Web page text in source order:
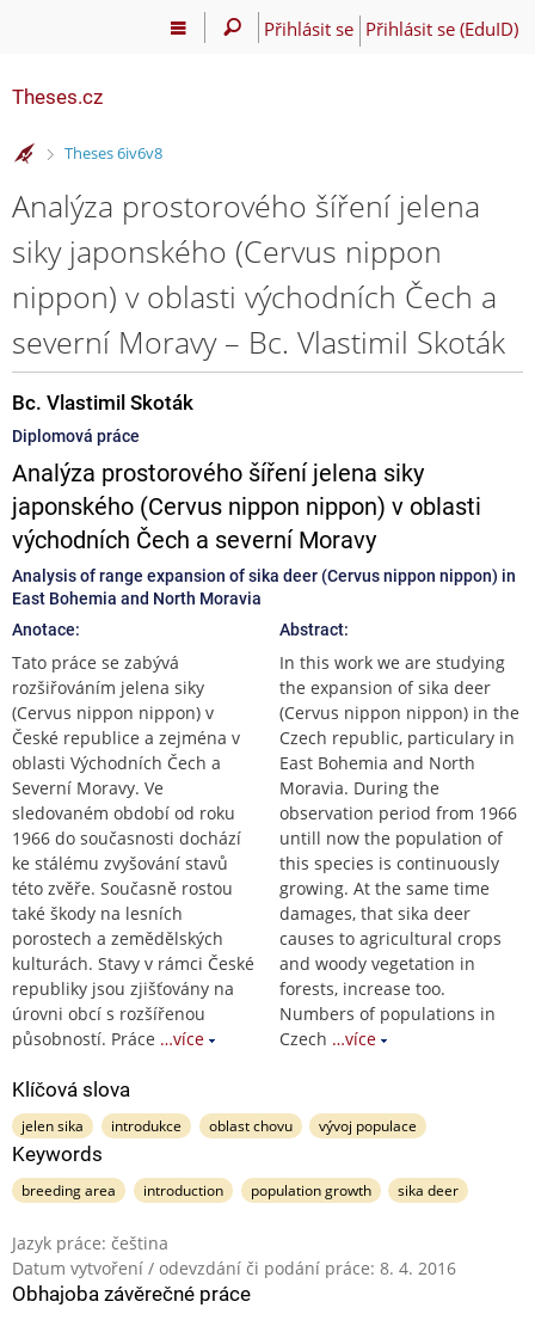
Přihlásit se Přihlásit se (EduID)
Theses.cz
>
Theses 6iv6v8
Analýza prostorového šíření jelena
siky japonského (Cervus nippon
nippon) v oblasti východních Čech a
severní Moravy – Bc. Vlastimil Skoták
Bc. Vlastimil Skoták
Diplomová práce
Analýza prostorového šíření jelena siky
japonského (Cervus nippon nippon) v oblasti
východních Čech a severní Moravy
Analysis of range expansion of sika deer (Cervus nippon nippon) in
East Bohemia and North Moravia
Anotace:
Tato práce se zabývá
rozšiřováním jelena siky
(Cervus nippon nippon) v
České republice a zejména v
oblasti Východních Čech a
Severní Moravy. Ve
sledovaném období od roku
1966 do současnosti dochází
ke stálému zvyšování stavů
této zvěře. Současně rostou
také škody na lesních
porostech a zemědělských
kulturách. Stavy v rámci České
republiky jsou zjišťovány na
úrovni obcí s rozšířenou
působností. Práce …více
Abstract:
In this work we are studying
the expansion of sika deer
(Cervus nippon nippon) in the
Czech republic, particulary in
East Bohemia and North
Moravia. During the
observation period from 1966
untill now the population of
this species is continuously
growing. At the same time
damages, that sika deer
causes to agricultural crops
and woody vegetation in
forests, increase too.
Numbers of populations in
Czech …více
Klíčová slova
jelen sika introdukce oblast chovu vývoj populace
Keywords
breeding area introduction population growth sika deer
Jazyk práce: čeština
Datum vytvoření / odevzdání či podání práce: 8. 4. 2016
Obhajoba závěrečné práce